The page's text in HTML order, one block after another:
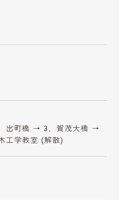
出町橋 → 3．賀茂大橋 →
工学教室 (解散)